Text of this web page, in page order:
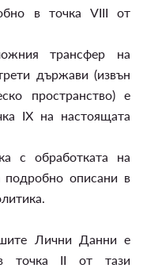
в точка VIII от
трансфер на
държави (извън
пространство) е
IX на настоящата
с обработката на
описани в
Лични Данни е
в точка II от тази